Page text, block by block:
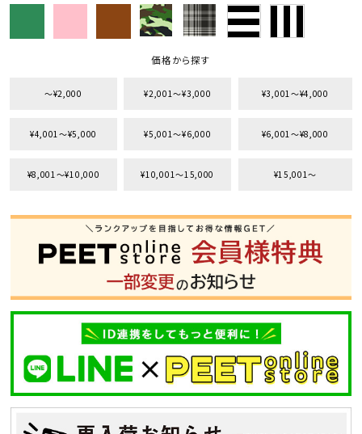
価格から探す
〜¥2,000 ¥2,001〜¥3,000 ¥3,001〜¥4,000
¥4,001〜¥5,000 ¥5,001〜¥6,000 ¥6,001〜¥8,000
¥8,001〜¥10,000 ¥10,001〜15,000 ¥15,001〜